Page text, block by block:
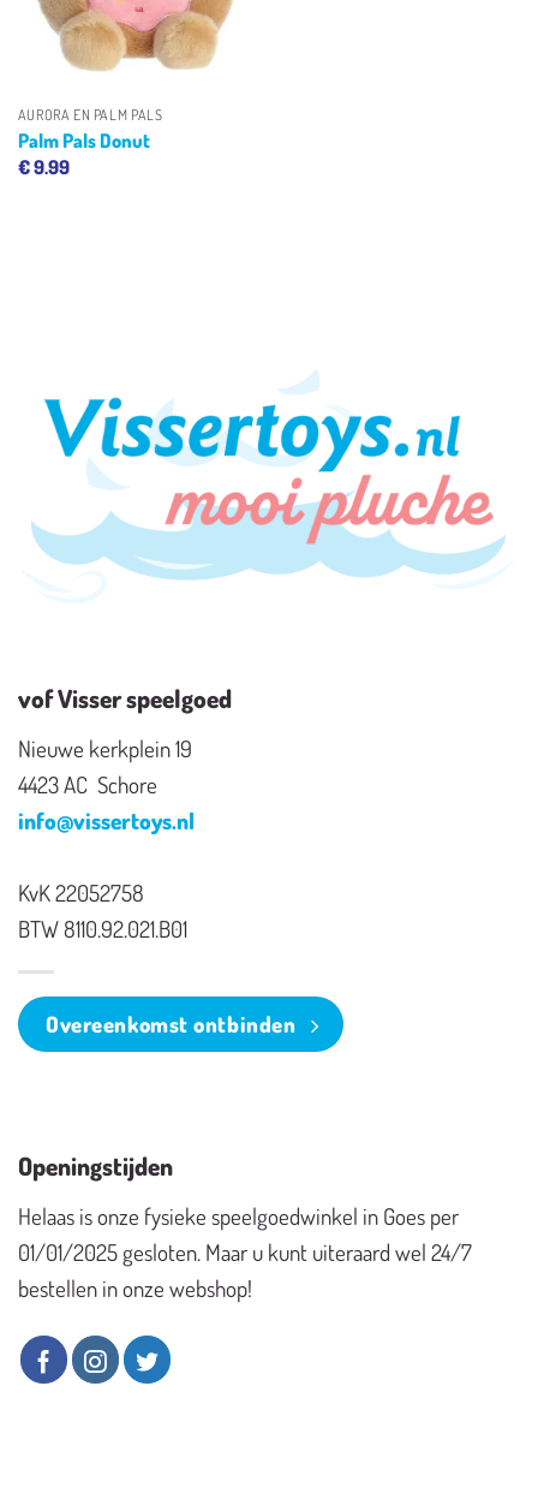
AURORA EN PALM PALS
Palm Pals Donut
€9.99
vof Visser speelgoed
Nieuwe kerkplein 19
4423 AC Schore
info@vissertoys.nl
KvK 22052758
BTW 8110.92.021.B01
Overeenkomst ontbinden
Openingstijden
Helaas is onze fysieke speelgoedwinkel in Goes per
01/01/2025 gesloten. Maar u kunt uiteraard wel 24/7
bestellen in onze webshop!